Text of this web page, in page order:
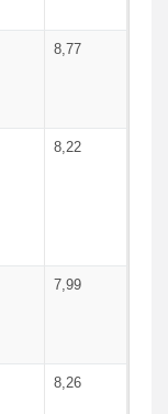
8,77
8,22
7,99
8,26